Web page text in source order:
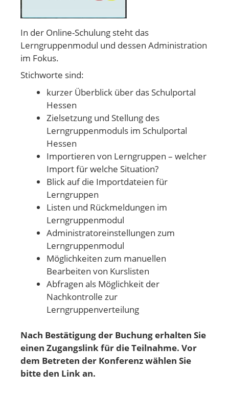
In der Online-Schulung steht das
Lerngruppenmodul und dessen Administration
im Fokus.
Stichworte sind:
kurzer Überblick über das Schulportal
Hessen
Zielsetzung und Stellung des
Lerngruppenmoduls im Schulportal
Hessen
Importieren von Lerngruppen – welcher
Import für welche Situation?
Blick auf die Importdateien für
Lerngruppen
Listen und Rückmeldungen im
Lerngruppenmodul
Administratoreinstellungen zum
Lerngruppenmodul
Möglichkeiten zum manuellen
Bearbeiten von Kurslisten
Abfragen als Möglichkeit der
Nachkontrolle zur
Lerngruppenverteilung
Nach Bestätigung der Buchung erhalten Sie
einen Zugangslink für die Teilnahme. Vor
dem Betreten der Konferenz wählen Sie
bitte den Link an.